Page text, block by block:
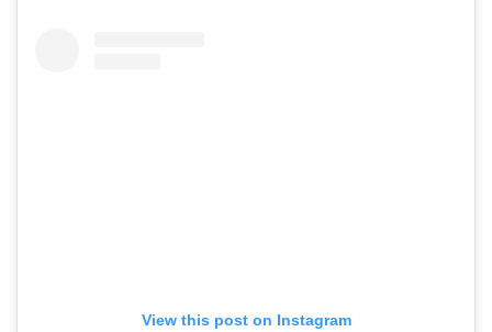
View this post on Instagram